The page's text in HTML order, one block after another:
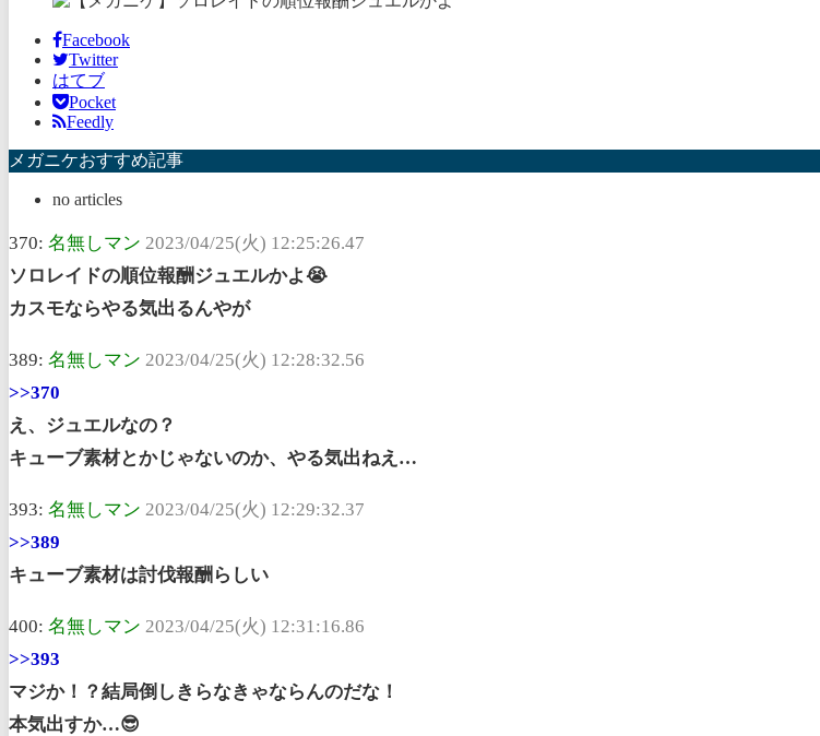
Facebook
Twitter
はてブ
Pocket
Feedly
メガニケおすすめ記事
no articles
370: 名無しマン 2023/04/25(火) 12:25:26.47
ソロレイドの順位報酬ジュエルかよ😭
カスモならやる気出るんやが
389: 名無しマン 2023/04/25(火) 12:28:32.56
>>370
え、ジュエルなの？
キューブ素材とかじゃないのか、やる気出ねえ…
393: 名無しマン 2023/04/25(火) 12:29:32.37
>>389
キューブ素材は討伐報酬らしい
400: 名無しマン 2023/04/25(火) 12:31:16.86
>>393
マジか！？結局倒しきらなきゃならんのだな！
本気出すか…😎